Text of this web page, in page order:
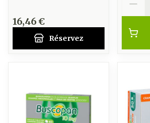
16,46 €
Réservez